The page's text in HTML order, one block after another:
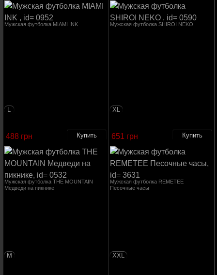
Мужская футболка SHIROI NEKO
XL
651 грн
Мужская футболка MIAMI INK
L
488 грн
Мужская футболка REMETEE
Песочные часы
XXL
Мужская футболка THE MOUNTAIN
Медведи на пикнике
M